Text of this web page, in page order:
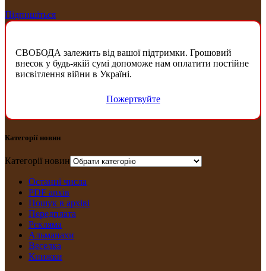
Підпишіться
СВОБОДА залежить від вашої підтримки. Грошовий
внесок у будь-якій сумі допоможе нам оплатити постійне
висвітлення війни в Україні.
Пожертвуйте
Категорії новин
Категорії новин
Останні числа
PDF архів
Пошук в архіві
Передплата
Рекляма
Альманахи
Веселка
Книжки